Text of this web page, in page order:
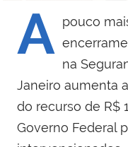
A pouco
na
Janeiro aumenta
do recurso de R$
Governo Federal